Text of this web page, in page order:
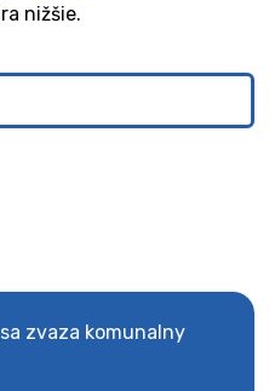
nižšie.
zvaza komunalny